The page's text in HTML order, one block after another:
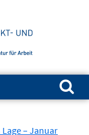
Suchen nach:
– Januar